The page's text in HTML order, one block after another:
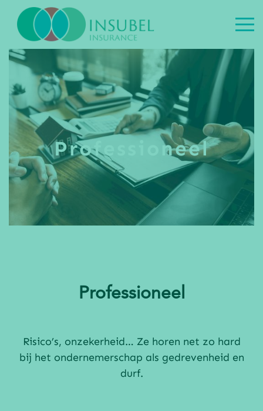
Professioneel
Professioneel
Risico’s, onzekerheid… Ze horen net zo hard
bij het ondernemerschap als gedrevenheid en
durf.